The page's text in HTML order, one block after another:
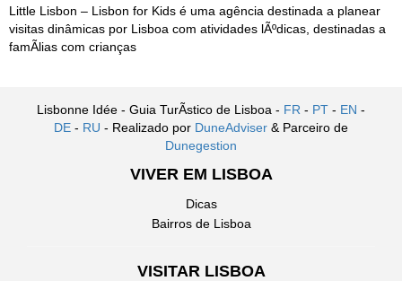
Little Lisbon – Lisbon for Kids é uma agência destinada a planear
visitas dinâmicas por Lisboa com atividades lÃºdicas, destinadas a
famÃ­lias com crianças
Lisbonne Idée - Guia TurÃ­stico de Lisboa - FR - PT - EN -
DE - RU - Realizado por DuneAdviser & Parceiro de
Dunegestion
VIVER EM LISBOA
Dicas
Bairros de Lisboa
VISITAR LISBOA